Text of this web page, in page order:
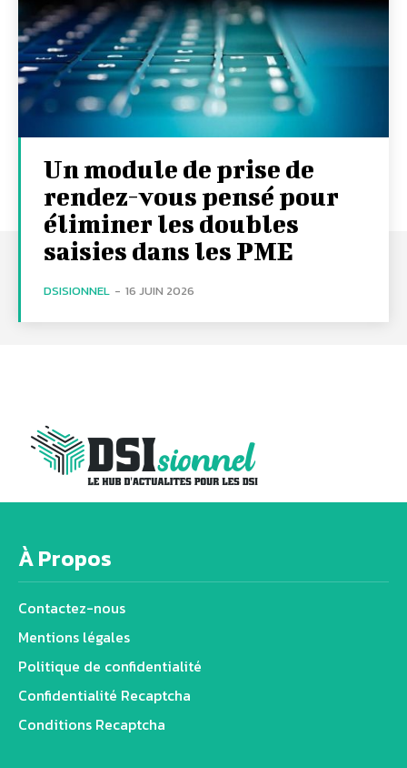
Un module de prise de
rendez-vous pensé pour
éliminer les doubles
saisies dans les PME
DSISIONNEL - 16 JUIN 2026
À Propos
Contactez-nous
Mentions légales
Politique de confidentialité
Confidentialité Recaptcha
Conditions Recaptcha